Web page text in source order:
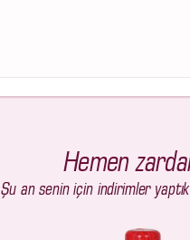
Hemen
Şu an senin için indirimler